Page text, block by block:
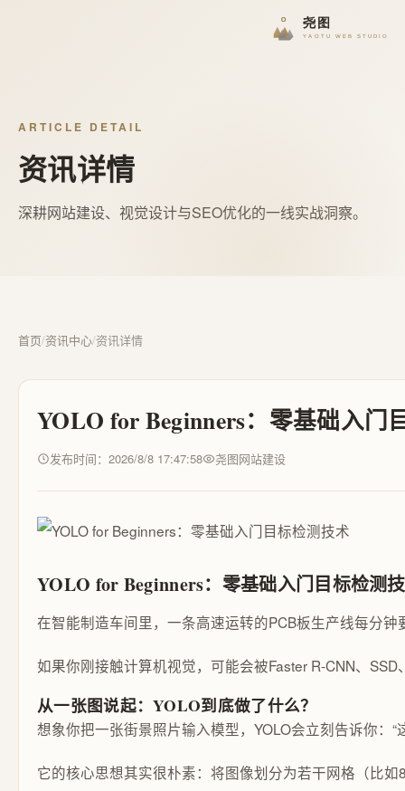
ARTICLE DETAIL
资讯详情
深耕网站建设、视觉设计与SEO优化的一线实战洞察。
首页/资讯中心/资讯详情
YOLO for Beginners：零基础入门
发布时间：2026/8/8 17:47:58 尧图网站建设
YOLO for Beginners：零基础入门目标检测
在智能制造车间里，一条高速运转的PCB板生产线每分
如果你刚接触计算机视觉，可能会被Faster R-CNN、
从一张图说起：YOLO到底做了什么？
想象你把一张街景照片输入模型，YOLO会立刻告诉你：
它的核心思想其实很朴素：将图像划分为若干网格（比